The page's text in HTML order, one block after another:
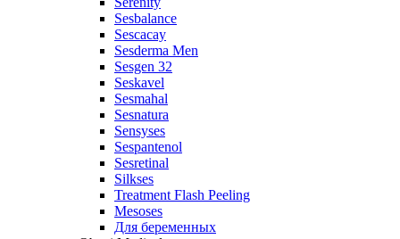
Sesbalance
Sescacay
Sesderma Men
Sesgen 32
Seskavel
Sesmahal
Sesnatura
Sensyses
Sespantenol
Sesretinal
Silkses
Treatment Flash Peeling
Mesoses
Для беременных